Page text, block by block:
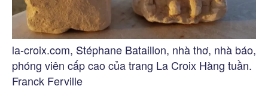
la-croix.com, Stéphane Bataillon, nhà thơ, nhà báo,
phóng viên cấp cao của trang La Croix Hàng tuần.
Franck Ferville